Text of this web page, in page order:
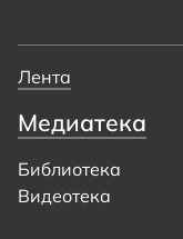
Лента
Медиатека
Библиотека
Видеотека